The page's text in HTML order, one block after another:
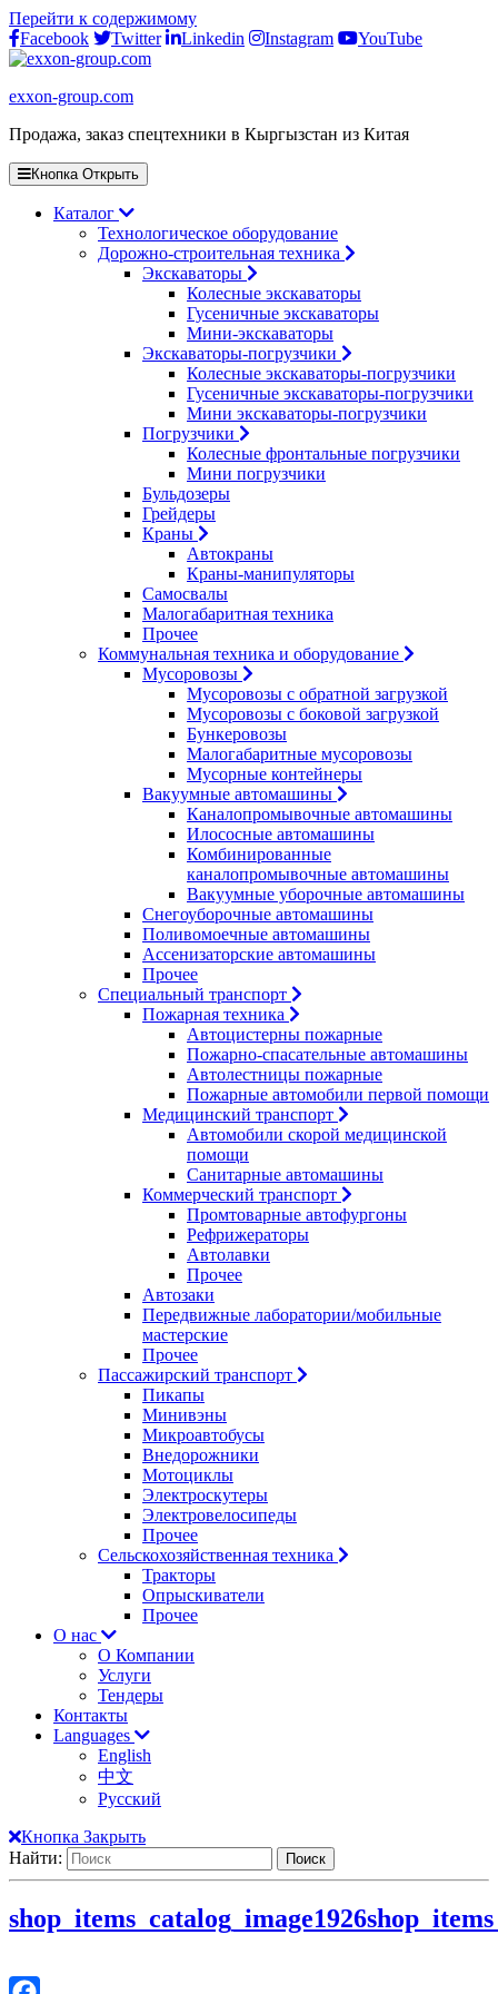
Перейти к содержимому
Facebook
Twitter Linkedin Instagram YouTube
exxon-group.com
Продажа, заказ спецтехники в Кыргызстан из Китая
Кнопка Открыть
Каталог
Технологическое оборудование
Дорожно-строительная техника
Экскаваторы
Колесные экскаваторы
Гусеничные экскаваторы
Мини-экскаваторы
Экскаваторы-погрузчики
Колесные экскаваторы-погрузчики
Гусеничные экскаваторы-погрузчики
Мини экскаваторы-погрузчики
Погрузчики
Колесные фронтальные погрузчики
Мини погрузчики
Бульдозеры
Грейдеры
Краны
Автокраны
Краны-манипуляторы
Самосвалы
Малогабаритная техника
Прочее
Коммунальная техника и оборудование
Мусоровозы
Мусоровозы с обратной загрузкой
Мусоровозы с боковой загрузкой
Бункеровозы
Малогабаритные мусоровозы
Мусорные контейнеры
Вакуумные автомашины
Каналопромывочные автомашины
Илососные автомашины
Комбинированные
каналопромывочные автомашины
Вакуумные уборочные автомашины
Снегоуборочные автомашины
Поливомоечные автомашины
Ассенизаторские автомашины
Прочее
Специальный транспорт
Пожарная техника
Автоцистерны пожарные
Пожарно-спасательные автомашины
Автолестницы пожарные
Пожарные автомобили первой помощи
Медицинский транспорт
Автомобили скорой медицинской
помощи
Санитарные автомашины
Коммерческий транспорт
Промтоварные автофургоны
Рефрижераторы
Автолавки
Прочее
Автозаки
Передвижные лаборатории/мобильные
мастерские
Прочее
Пассажирский транспорт
Пикапы
Минивэны
Микроавтобусы
Внедорожники
Мотоциклы
Электроскутеры
Электровелосипеды
Прочее
Сельскохозяйственная техника
Тракторы
Опрыскиватели
Прочее
О нас
О Компании
Услуги
Тендеры
Контакты
Languages
English
中文
Русский
Кнопка Закрыть
Найти:
shop_items_catalog_image1926